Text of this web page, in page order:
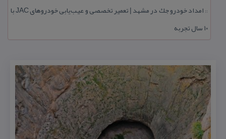
::
امداد خودرو جك در مشهد | تعمیر تخصصی و عیب‌یابی خودروهای JAC با
۱۰ سال تجربه